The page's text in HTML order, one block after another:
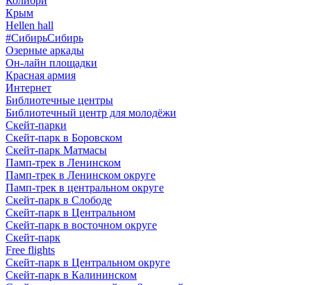
Крым
Hellen hall
#СибирьСибирь
Озерные аркады
Он-лайн площадки
Красная армия
Интернет
Библиотечные центры
Библиотечный центр для молодёжи
Скейт-парки
Скейт-парк в Боровском
Скейт-парк Матмасы
Памп-трек в Ленинском
Памп-трек в Ленинском округе
Памп-трек в центральном округе
Скейт-парк в Слободе
Скейт-парк в Центральном
Скейт-парк в восточном округе
Скейт-парк
Free flights
Скейт-парк в Центральном округе
Скейт-парк в Калининском